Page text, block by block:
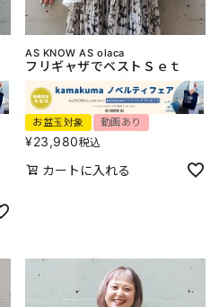
AS KNOW AS olaca
フリギャザでベストＳｅｔ
お盆玉対象 動画あり
¥23,980税込
カートに入れる